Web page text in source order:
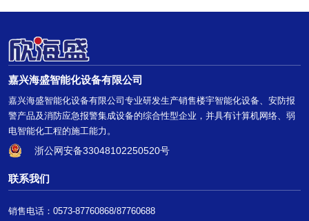
嘉兴海盛智能化设备有限公司
嘉兴海盛智能化设备有限公司专业研发生产销售楼宇智能化设备、安防报
警产品及消防应急报警集成设备的综合性型企业，并具有计算机网络、弱
电智能化工程的施工能力。
浙公网安备33048102250520号
联系我们
销售电话：0573-87760868/87760688